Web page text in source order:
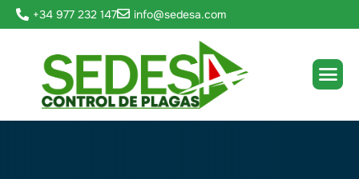
+34 977 232 147 info@sedesa.com